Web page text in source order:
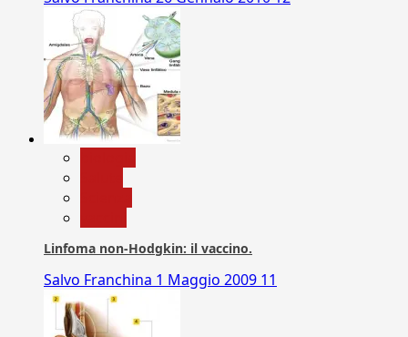
Linfoma non-Hodgkin: il vaccino.
Salvo Franchina 1 Maggio 2009 11